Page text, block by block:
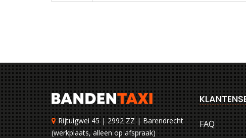
Rijtuigwei 45 | 2992 ZZ | Barendrecht
(werkplaats, alleen op afspraak)
FAQ